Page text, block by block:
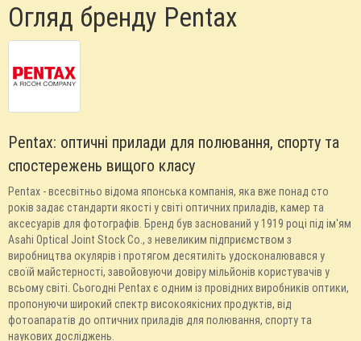
Огляд бренду Pentax
Pentax: оптичні прилади для полювання, спорту та
спостережень вищого класу
Pentax - всесвітньо відома японська компанія, яка вже понад сто
років задає стандарти якості у світі оптичних приладів, камер та
аксесуарів для фотографів. Бренд був заснований у 1919 році під ім'ям
Asahi Optical Joint Stock Co., з невеликим підприємством з
виробництва окулярів і протягом десятиліть удосконалювався у
своїй майстерності, завойовуючи довіру мільйонів користувачів у
всьому світі. Сьогодні Pentax є одним із провідних виробників оптики,
пропонуючи широкий спектр високоякісних продуктів, від
фотоапаратів до оптичних приладів для полювання, спорту та
наукових досліджень.